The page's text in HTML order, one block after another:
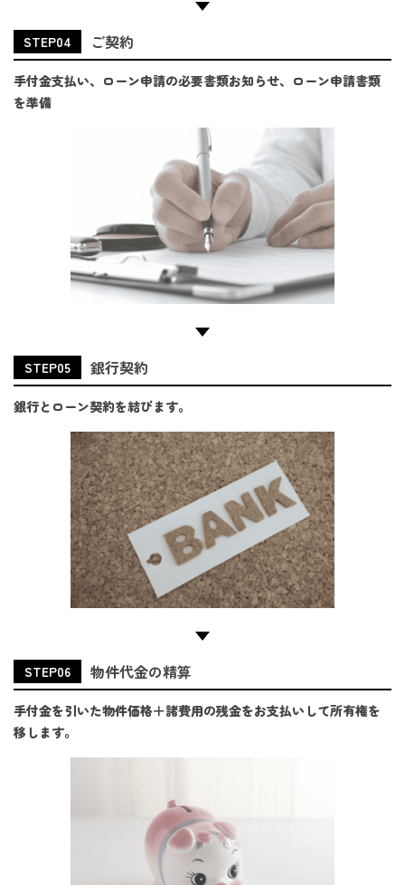
STEP04 ご契約
手付金支払い、ローン申請の必要書類お知らせ、ローン申請書類
を準備
STEP05 銀行契約
銀行とローン契約を結びます。
STEP06 物件代金の精算
手付金を引いた物件価格＋諸費用の残金をお支払いして所有権を
移します。